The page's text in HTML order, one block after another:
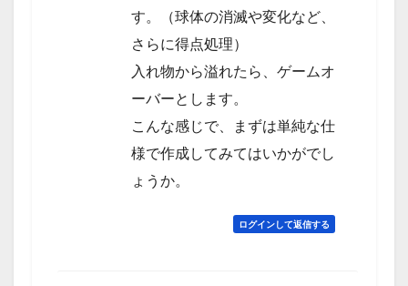
す。（球体の消滅や変化など、
さらに得点処理）
入れ物から溢れたら、ゲームオ
ーバーとします。
こんな感じで、まずは単純な仕
様で作成してみてはいかがでし
ょうか。
ログインして返信する